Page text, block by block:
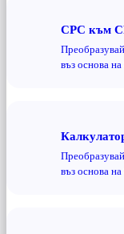
CPC към
въз основа на
въз основа на